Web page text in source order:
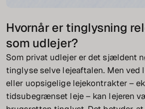
Hvornår er tinglysning
som udlejer?
Som privat udlejer er det sjældent
tinglyse selve lejeaftalen. Men ved
eller uopsigelige lejekontrakter –
tidsubegrænset leje – kan lejeren